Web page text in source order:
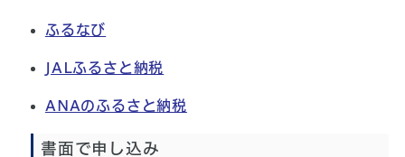
ふるなび
JALふるさと納税
ANAのふるさと納税
書面で申し込み